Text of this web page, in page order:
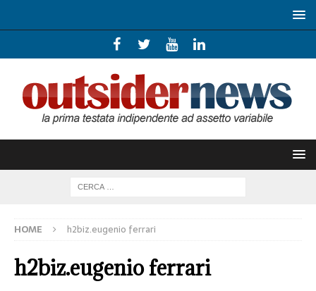
HOME h2biz.eugenio ferrari
h2biz.eugenio ferrari